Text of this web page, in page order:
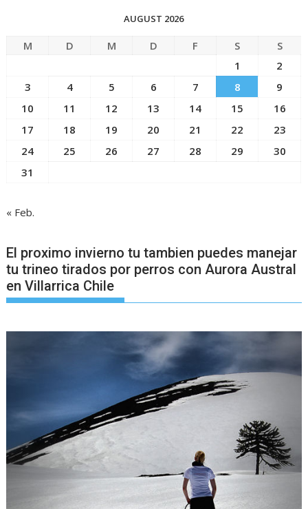
AUGUST 2026
M D M D F S
S
1
2
3
4 5 6 7 8
9
10
11 12 13 14 15
16
17
18 19 20 21 22
23
24
25 26 27 28 29
30
31
« Feb.
El proximo invierno tu tambien puedes manejar
tu trineo tirados por perros con Aurora Austral
en Villarrica Chile